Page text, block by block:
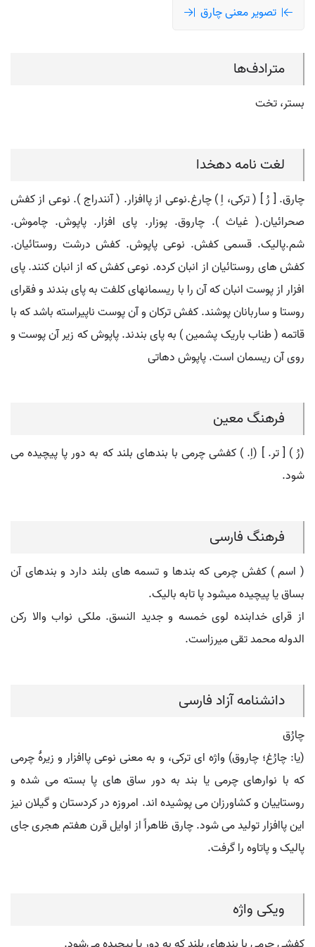
تصویر معنی چارق
مترادف‌ها
بستر، تخت
لغت نامه دهخدا
چارق. [ رُ ] ( ترکی، اِ ) چارغ.نوعی از پاافزار. ( آنندراج ). نوعی از کفش
صحرائیان.( غیاث ). چاروق. پوزار. پای افزار. پاپوش. چاموش.
شم.پالیک. قسمی کفش. نوعی پاپوش. کفش درشت روستائیان.
کفش های روستائیان از انبان کرده. نوعی کفش که از انبان کنند. پای
افزار از پوست انبان که آن را با ریسمانهای کلفت به پای بندند و فقرای
روستا و ساربانان پوشند. کفش ترکان و آن پوست ناپیراسته باشد که با
قاتمه ( طناب باریک پشمین ) به پای بندند. پاپوش که زیر آن پوست و
روی آن ریسمان است. پاپوش دهاتی
فرهنگ معین
(رُ ) [ تر. ] (اِ. ) کفشی چرمی با بندهای بلند که به دور پا پیچیده می
شود.
فرهنگ فارسی
( اسم ) کفش چرمی که بندها و تسمه های بلند دارد و بندهای آن
بساق یا پیچیده میشود پا تابه بالیک.
از قرای خدابنده لوی خمسه و جدید النسق. ملکی نواب والا رکن
الدوله محمد تقی میرزاست.
دانشنامه آزاد فارسی
چارُق
(یا: چارُغ؛ چاروق) واژه ای ترکی، و به معنی نوعی پاافزار و زیرۀ چرمی
که با نوارهای چرمی یا بند به دور ساق های پا بسته می شده و
روستاییان و کشاورزان می پوشیده اند. امروزه در کردستان و گیلان نیز
این پاافزار تولید می شود. چارق ظاهراً از اوایل قرن هفتم هجری جای
پالیک و پاتاوه را گرفت.
ویکی واژه